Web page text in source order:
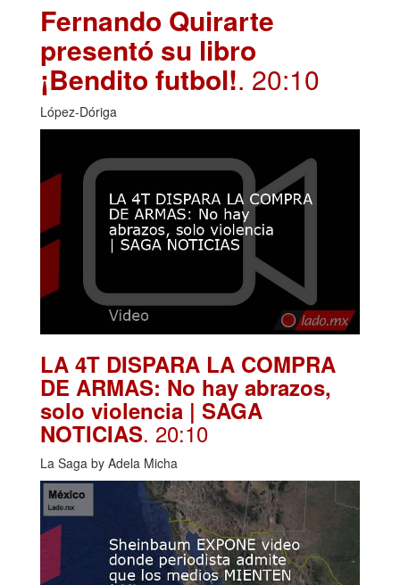
Fernando Quirarte
presentó su libro
¡Bendito futbol!. 20:10
López-Dóriga
LA 4T DISPARA LA COMPRA
DE ARMAS: No hay abrazos,
solo violencia | SAGA
NOTICIAS. 20:10
La Saga by Adela Micha